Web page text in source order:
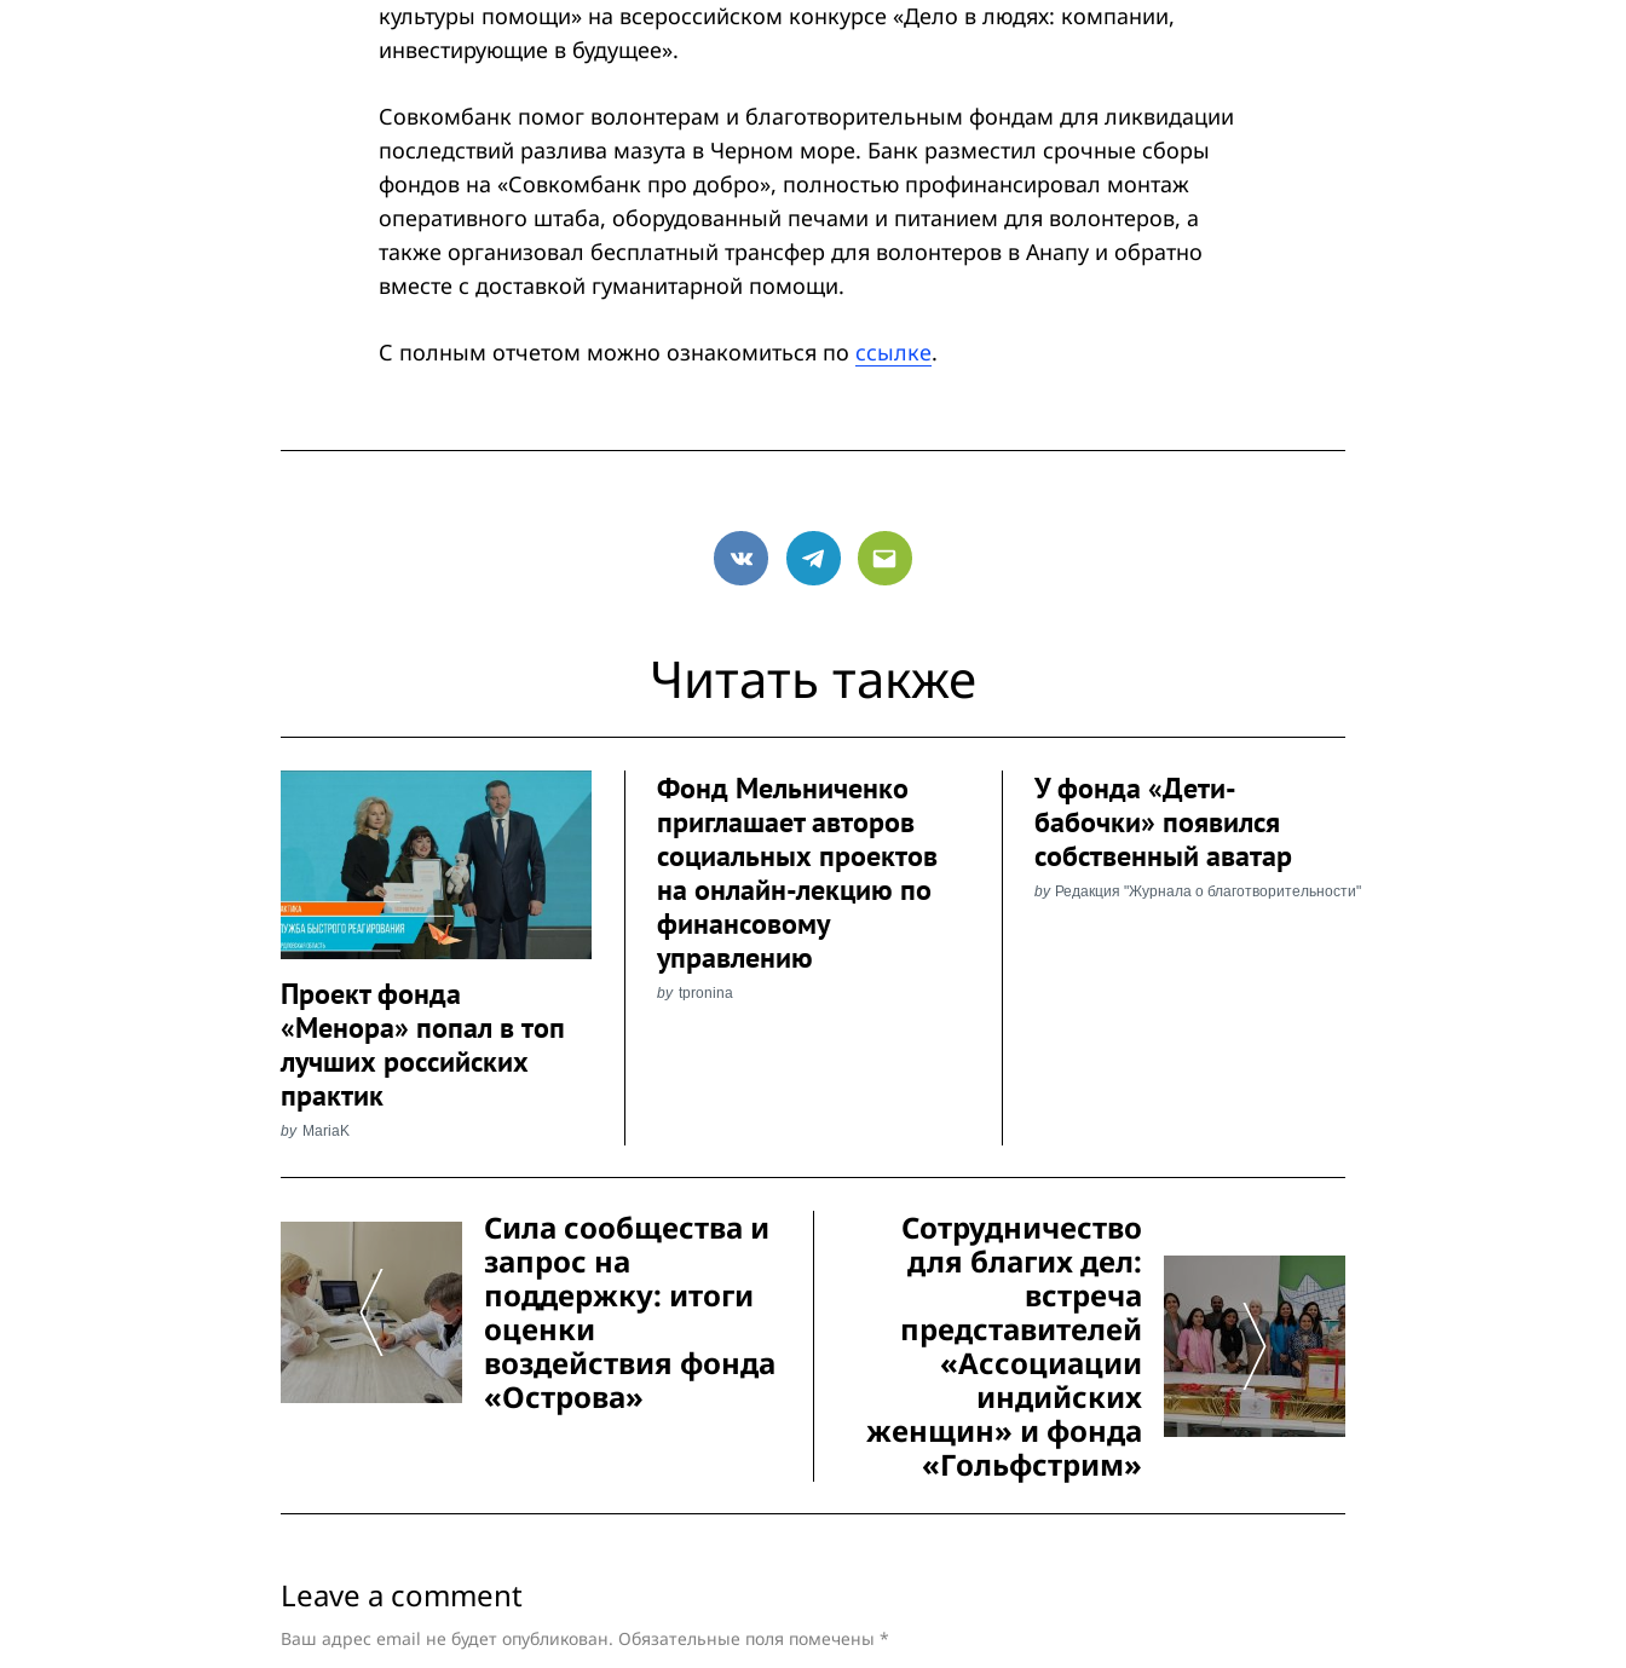
культуры помощи» на всероссийском конкурсе «Дело в людях: компании,
инвестирующие в будущее».
Совкомбанк помог волонтерам и благотворительным фондам для ликвидации
последствий разлива мазута в Черном море. Банк разместил срочные сборы
фондов на «Совкомбанк про добро», полностью профинансировал монтаж
оперативного штаба, оборудованный печами и питанием для волонтеров, а
также организовал бесплатный трансфер для волонтеров в Анапу и обратно
вместе с доставкой гуманитарной помощи.
С полным отчетом можно ознакомиться по ссылке.
VK Telegram
Email
Читать также
Проект фонда
«Менора» попал в топ
лучших российских
практик
by MariaK
Фонд Мельниченко
приглашает авторов
социальных проектов
на онлайн-лекцию по
финансовому
управлению
by tpronina
У фонда «Дети-
бабочки» появился
собственный аватар
by Редакция "Журнала о благотворительности"
NavigationСила сообщества и
запрос на
поддержку: итоги
оценки
воздействия фонда
«Острова»
Сотрудничество
для благих дел:
встреча
представителей
«Ассоциации
индийских
женщин» и фонда
«Гольфстрим»
Leave a comment
Ваш адрес email не будет опубликован. Обязательные поля помечены *